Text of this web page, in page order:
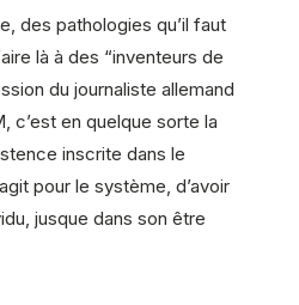
des pathologies qu’il faut
là à des “inventeurs de
du journaliste allemand
c’est en quelque sorte la
inscrite dans le
pour le système, d’avoir
jusque dans son être